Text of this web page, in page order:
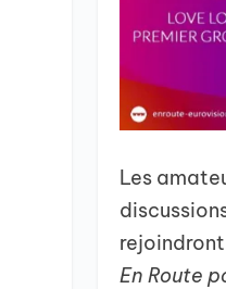
Les
En Route